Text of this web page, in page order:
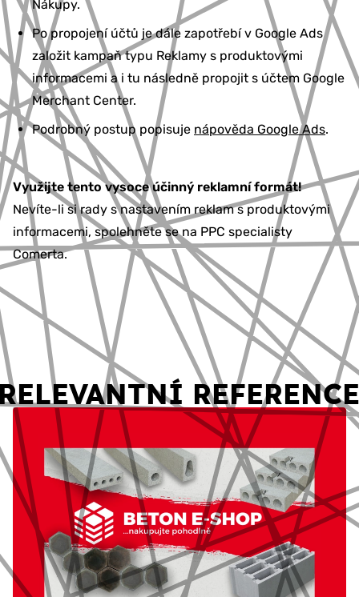
Nákupy.
Po propojení účtů je dále zapotřebí v Google Ads
založit kampaň typu Reklamy s produktovými
informacemi a i tu následně propojit s účtem Google
Merchant Center.
Podrobný postup popisuje nápověda Google Ads.
Využijte tento vysoce účinný reklamní formát!
Nevíte-li si rady s nastavením reklam s produktovými
informacemi, spolehněte se na PPC specialisty
Comerta.
REFERENCE